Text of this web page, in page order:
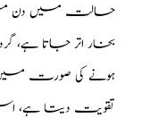
حالت میں دن میں
بخار اتر جاتا ہے،
ہونے کی صورت
تقویت دیتا ہے،